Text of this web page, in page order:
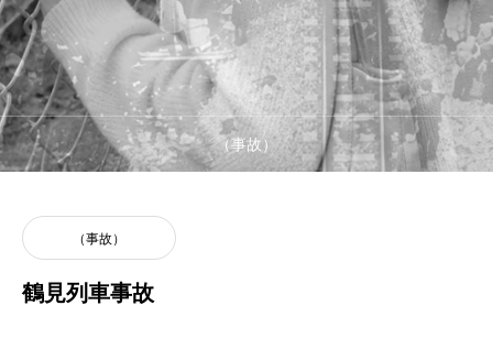
（事故）
（事故）
鶴見列車事故